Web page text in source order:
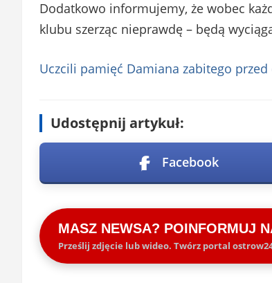
Dodatkowo informujemy, że wobec
klubu szerząc nieprawdę – będą
Uczcili pamięć Damiana zabitego przed
Udostępnij artykuł:
Facebook
MASZ NEWSA? POINFORMUJ
Prześlij zdjęcie lub wideo. Twórz portal